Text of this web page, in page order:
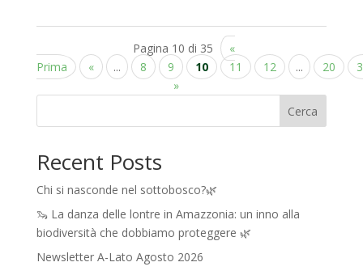
Pagina 10 di 35
«
Prima
« ... 8 9 10 11 12 ... 20
»
Cerca
Recent Posts
Chi si nasconde nel sottobosco?🌿
🦦 La danza delle lontre in Amazzonia: un inno alla
biodiversità che dobbiamo proteggere 🌿
Newsletter A-Lato Agosto 2026